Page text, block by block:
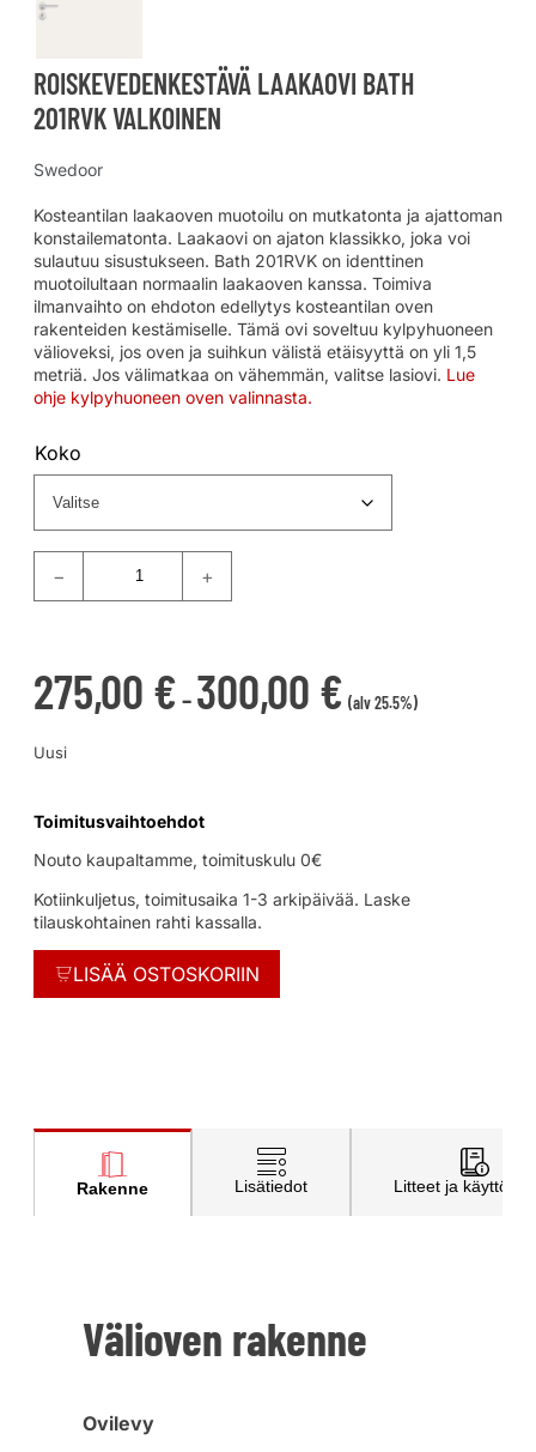
ROISKEVEDENKESTÄVÄ LAAKAOVI BATH
201RVK VALKOINEN
Swedoor
Kosteantilan laakaoven muotoilu on mutkatonta ja ajattoman
konstailematonta. Laakaovi on ajaton klassikko, joka voi
sulautuu sisustukseen. Bath 201RVK on identtinen
muotoilultaan normaalin laakaoven kanssa. Toimiva
ilmanvaihto on ehdoton edellytys kosteantilan oven
rakenteiden kestämiselle. Tämä ovi soveltuu kylpyhuoneen
välioveksi, jos oven ja suihkun välistä etäisyyttä on yli 1,5
metriä. Jos välimatkaa on vähemmän, valitse lasiovi. Lue
ohje kylpyhuoneen oven valinnasta.
Koko
− +
275,00 €–300,00 € (alv 25.5%)
Uusi
Toimitusvaihtoehdot
Nouto kaupaltamme, toimituskulu 0€
Kotiinkuljetus, toimitusaika 1-3 arkipäivää. Laske
tilauskohtainen rahti kassalla.
LISÄÄ OSTOSKORIIN
Rakenne Lisätiedot Litteet ja
Välioven rakenne
Ovilevy